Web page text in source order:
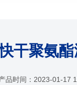
干聚氨
品时间： 2023-01-17